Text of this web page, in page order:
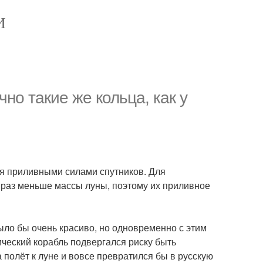
такие же кольца, как у
приливными силами спутников. Для
меньше массы луны, поэтому их приливное
бы очень красиво, но одновременно с этим
корабль подвергался риску быть
к луне и вовсе превратился бы в русскую